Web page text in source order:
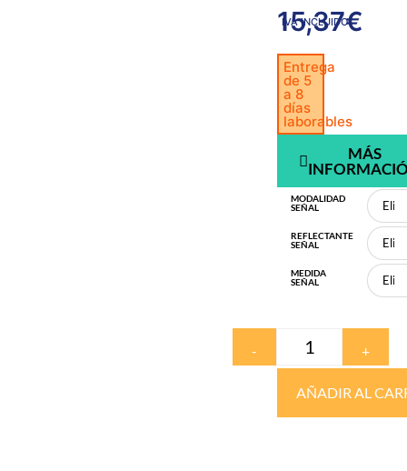
15,37€
IVA INCLUIDO
Entrega
de 5
a 8
días
laborables
MÁS
MODALIDAD
SEÑAL
REFLECTANTE
SEÑAL
MEDIDA
SEÑAL
- +
AÑADIR AL